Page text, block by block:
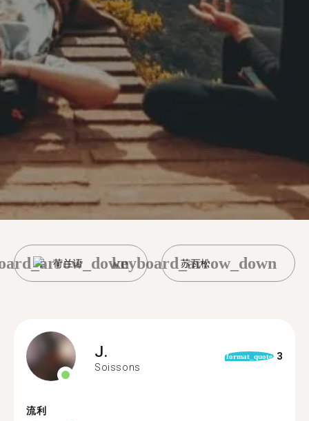
荷兰语 苏瓦松
keyboard_arrow_down
J.
Soissons
format_quote 3
流利